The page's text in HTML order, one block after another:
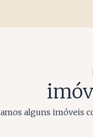
alguns imóveis